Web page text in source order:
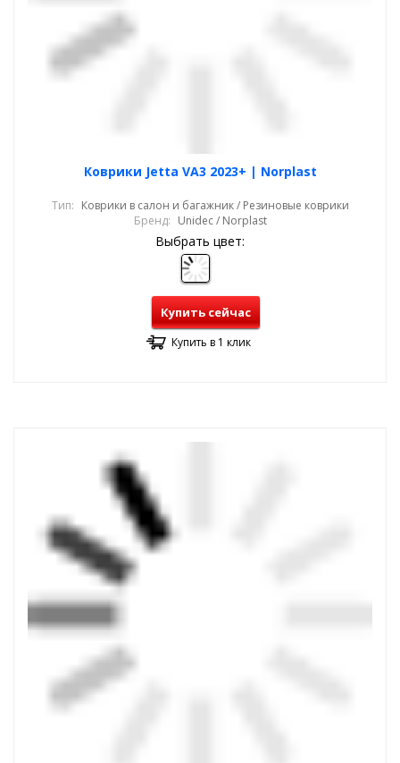
Коврики Jetta VA3 2023+ | Norplast
Тип: Коврики в салон и багажник / Резиновые коврики
Бренд: Unidec / Norplast
Выбрать цвет:
Купить сейчас
Купить в 1 клик